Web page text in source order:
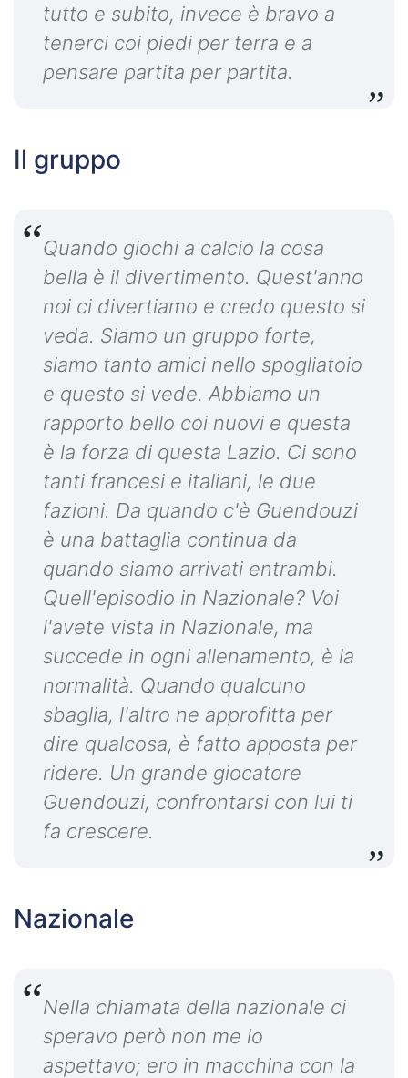
tutto e subito, invece è bravo a
tenerci coi piedi per terra e a
pensare partita per partita.
Il gruppo
Quando giochi a calcio la cosa
bella è il divertimento. Quest'anno
noi ci divertiamo e credo questo si
veda. Siamo un gruppo forte,
siamo tanto amici nello spogliatoio
e questo si vede. Abbiamo un
rapporto bello coi nuovi e questa
è la forza di questa Lazio. Ci sono
tanti francesi e italiani, le due
fazioni. Da quando c'è Guendouzi
è una battaglia continua da
quando siamo arrivati entrambi.
Quell'episodio in Nazionale? Voi
l'avete vista in Nazionale, ma
succede in ogni allenamento, è la
normalità. Quando qualcuno
sbaglia, l'altro ne approfitta per
dire qualcosa, è fatto apposta per
ridere. Un grande giocatore
Guendouzi, confrontarsi con lui ti
fa crescere.
Nazionale
Nella chiamata della nazionale ci
speravo però non me lo
aspettavo; ero in macchina con la